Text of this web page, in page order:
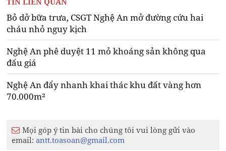
Bỏ dở bữa trưa, CSGT Nghệ An mở đường cứu hai
cháu nhỏ nguy kịch
Nghệ An phê duyệt 11 mỏ khoáng sản không qua
đấu giá
Nghệ An đẩy nhanh khai thác khu đất vàng hơn
70.000m²
Mọi góp ý tin bài cho chúng tôi vui lòng gửi vào
email:antt.toasoan@gmail.com